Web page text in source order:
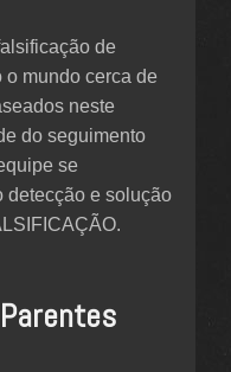
de
o mundo cerca de
neste
do seguimento
se
detecção e solução